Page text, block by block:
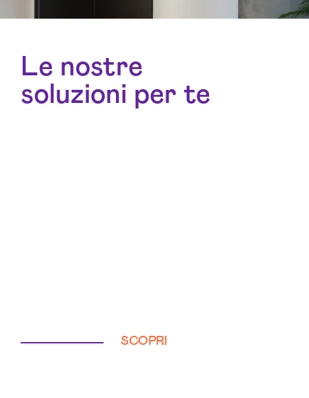
Le nostre
soluzioni per te
SCOPRI